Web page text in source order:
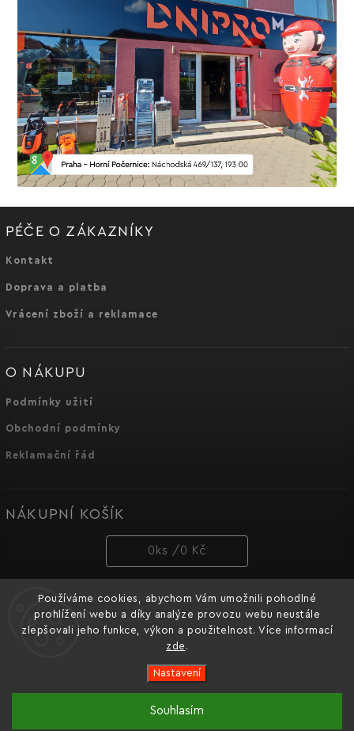
Používáme cookies, abychom Vám umožnili pohodlné
prohlížení webu a díky analýze provozu webu neustále
zlepšovali jeho funkce, výkon a použitelnost. Více informací
zde .
Nastavení
Souhlasím
Oficiální e-shop značky nářadí Dnipro-M pro Česko a
PÉČE O ZÁKAZNÍKY
Kontakt
Doprava a platba
Vrácení zboží a reklamace
O NÁKUPU
Podmínky užití
Obchodní podmínky
Reklamační řád
NÁKUPNÍ KOŠÍK
0 ks / 0 Kč
PŘIJÍMÁME ONLINE PLATBY